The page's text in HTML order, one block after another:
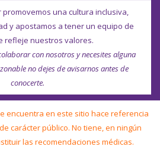
promovemos una cultura inclusiva,
y apostamos a tener un equipo de
refleje nuestros valores.
con nosotros y necesites alguna
no dejes de avisarnos antes de
conocerte.
encuentra en este sitio hace referencia
carácter público. No tiene, en ningún
las recomendaciones médicas.